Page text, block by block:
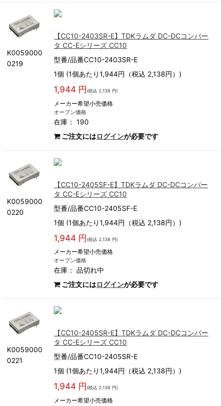
K0059000
0219
【CC10-2403SR-E】TDKラムダ DC-DCコンバー
タ CC-Eシリーズ CC10
型番/品番CC10-2403SR-E
1個 (1個あたり1,944円（税込 2,138円）)
1,944 円 (税込 2,138 円)
メーカー希望小売価格
オープン価格
在庫： 190
ご注文にはログインが必要です
K0059000
0220
【CC10-2405SF-E】TDKラムダ DC-DCコンバー
タ CC-Eシリーズ CC10
型番/品番CC10-2405SF-E
1個 (1個あたり1,944円（税込 2,138円）)
1,944 円 (税込 2,138 円)
メーカー希望小売価格
オープン価格
在庫：品切れ中
ご注文にはログインが必要です
K0059000
0221
【CC10-2405SR-E】TDKラムダ DC-DCコンバー
タ CC-Eシリーズ CC10
型番/品番CC10-2405SR-E
1個 (1個あたり1,944円（税込 2,138円）)
1,944 円 (税込 2,138 円)
メーカー希望小売価格